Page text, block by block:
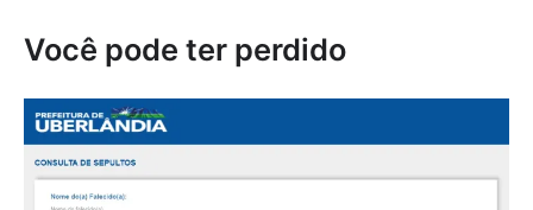
Você pode ter perdido